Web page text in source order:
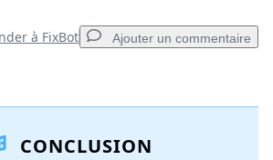
à FixBot Ajouter un commentaire
CONCLUSION